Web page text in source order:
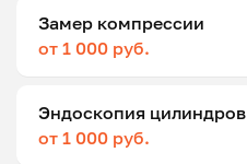
Замер компрессии
от 1 000 руб.
Эндоскопия цилиндров
от 1 000 руб.